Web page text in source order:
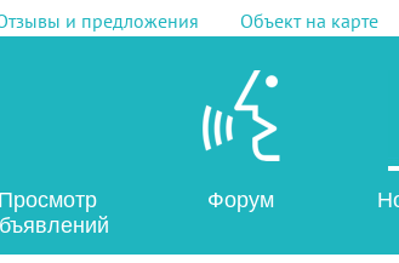
и предложения Объект на карте
Просмотр
Форум